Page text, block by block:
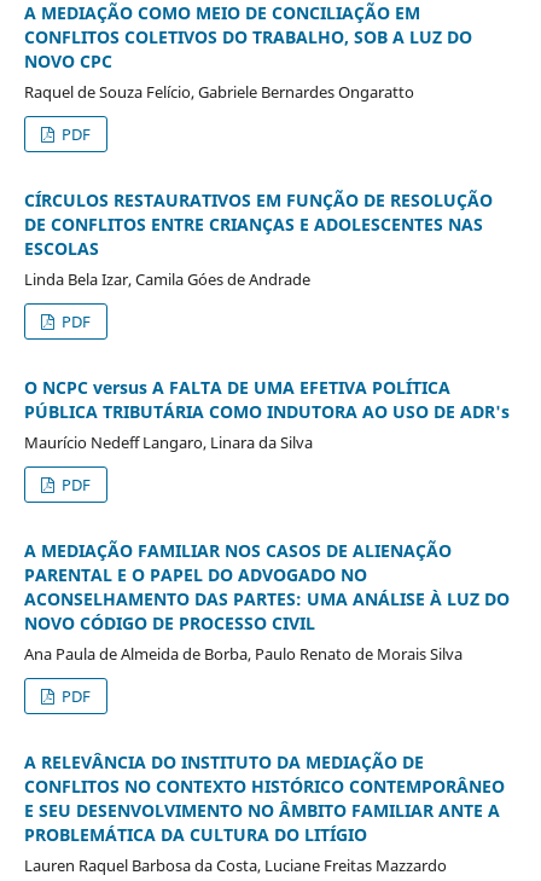
A MEDIAÇÃO COMO MEIO DE CONCILIAÇÃO EM
CONFLITOS COLETIVOS DO TRABALHO, SOB A LUZ DO
NOVO CPC
Raquel de Souza Felício, Gabriele Bernardes Ongaratto
PDF
CÍRCULOS RESTAURATIVOS EM FUNÇÃO DE RESOLUÇÃO
DE CONFLITOS ENTRE CRIANÇAS E ADOLESCENTES NAS
ESCOLAS
Linda Bela Izar, Camila Góes de Andrade
PDF
O NCPC versus A FALTA DE UMA EFETIVA POLÍTICA
PÚBLICA TRIBUTÁRIA COMO INDUTORA AO USO DE ADR's
Maurício Nedeff Langaro, Linara da Silva
PDF
A MEDIAÇÃO FAMILIAR NOS CASOS DE ALIENAÇÃO
PARENTAL E O PAPEL DO ADVOGADO NO
ACONSELHAMENTO DAS PARTES: UMA ANÁLISE À LUZ DO
NOVO CÓDIGO DE PROCESSO CIVIL
Ana Paula de Almeida de Borba, Paulo Renato de Morais Silva
PDF
A RELEVÂNCIA DO INSTITUTO DA MEDIAÇÃO DE
CONFLITOS NO CONTEXTO HISTÓRICO CONTEMPORÂNEO
E SEU DESENVOLVIMENTO NO ÂMBITO FAMILIAR ANTE A
PROBLEMÁTICA DA CULTURA DO LITÍGIO
Lauren Raquel Barbosa da Costa, Luciane Freitas Mazzardo